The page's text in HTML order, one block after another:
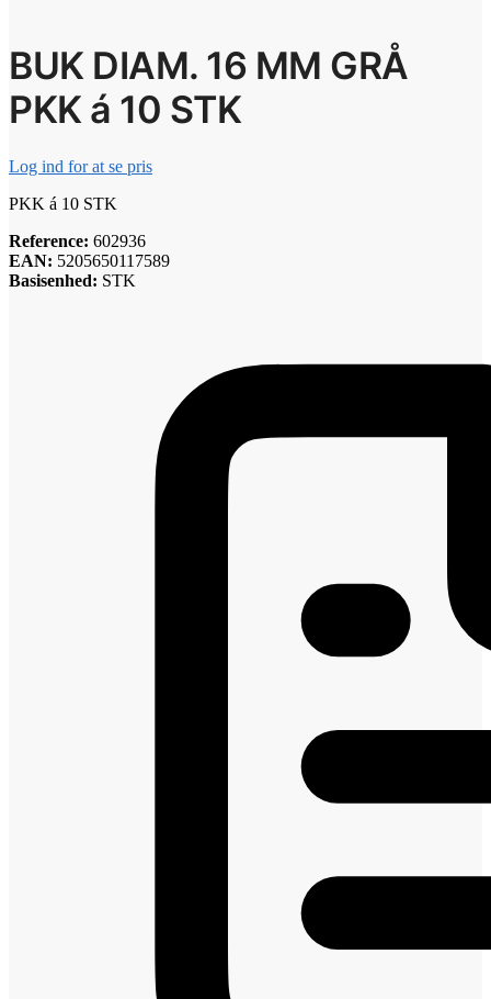
BUK DIAM. 16 MM GRÅ
PKK á 10 STK
Log ind for at se pris
PKK á 10 STK
Reference: 602936
EAN: 5205650117589
Basisenhed: STK